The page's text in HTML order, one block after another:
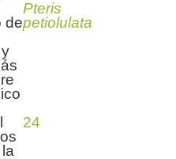
de
Pteris
petiolulata
24